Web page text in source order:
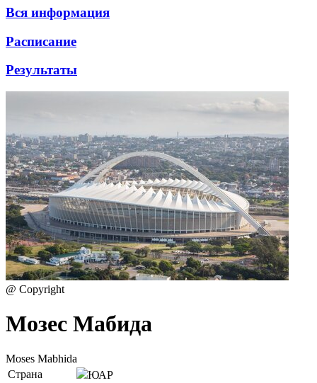
Вся информация
Расписание
Результаты
@ Copyright
Мозес Мабида
Moses Mabhida
Страна
ЮАР